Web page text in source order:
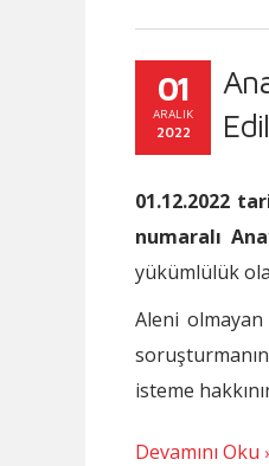
01
ARALIK
2022
01.12.2022
numaralı
yükümlülük
Aleni olmayan
isteme
Devamını Oku